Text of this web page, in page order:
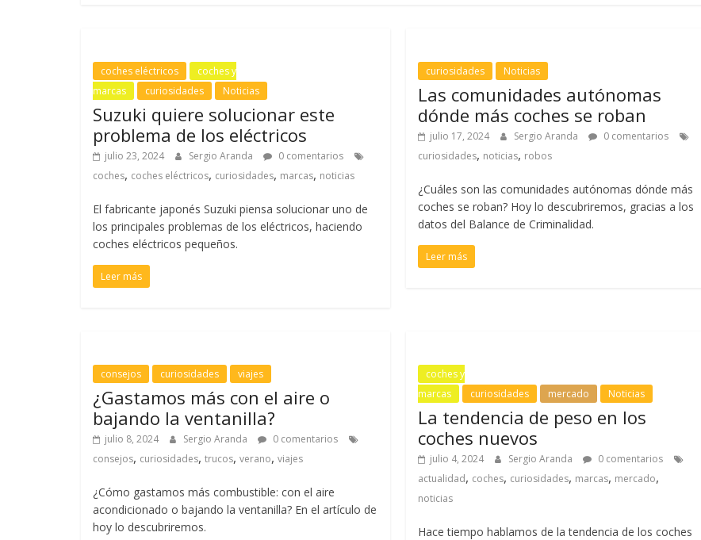
coches eléctricos
coches y
marcas
curiosidades Noticias
Suzuki quiere solucionar este
problema de los eléctricos
julio 23, 2024 Sergio Aranda
0 comentarios
coches, coches eléctricos, curiosidades, marcas, noticias
El fabricante japonés Suzuki piensa solucionar uno de
los principales problemas de los eléctricos, haciendo
coches eléctricos pequeños.
Leer más
curiosidades Noticias
Las comunidades autónomas
dónde más coches se roban
julio 17, 2024 Sergio Aranda
0 comentarios
curiosidades, noticias, robos
¿Cuáles son las comunidades autónomas dónde más
coches se roban? Hoy lo descubriremos, gracias a los
datos del Balance de Criminalidad.
Leer más
consejos curiosidades viajes
¿Gastamos más con el aire o
bajando la ventanilla?
julio 8, 2024 Sergio Aranda
0 comentarios
consejos, curiosidades, trucos, verano, viajes
¿Cómo gastamos más combustible: con el aire
acondicionado o bajando la ventanilla? En el artículo de
hoy lo descubriremos.
coches y
marcas
curiosidades mercado Noticias
La tendencia de peso en los
coches nuevos
julio 4, 2024 Sergio Aranda
0 comentarios
actualidad, coches, curiosidades, marcas, mercado,
noticias
Hace tiempo hablamos de la tendencia de los coches